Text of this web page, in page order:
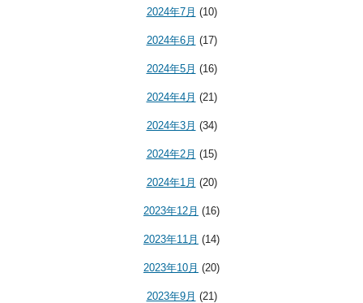
2024年7月 (10)
2024年6月 (17)
2024年5月 (16)
2024年4月 (21)
2024年3月 (34)
2024年2月 (15)
2024年1月 (20)
2023年12月 (16)
2023年11月 (14)
2023年10月 (20)
2023年9月 (21)